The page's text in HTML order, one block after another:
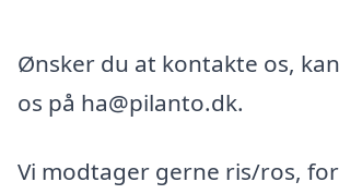
Ønsker du at kontakte os,
os på ha@pilanto.dk.
Vi modtager gerne ris/ros,